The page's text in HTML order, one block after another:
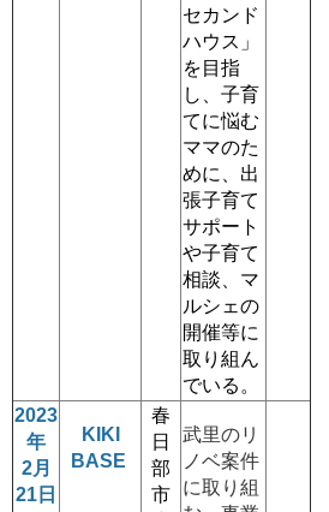
セカンド
ハウス」
を目指
し、子育
てに悩む
ママのた
めに、出
張子育て
サポート
や子育て
相談、マ
ルシェの
開催等に
取り組ん
でいる。
2023
年
2月
21日
KIKI
BASE
春
日
部
市
武里のリ
ノベ案件
に取り組